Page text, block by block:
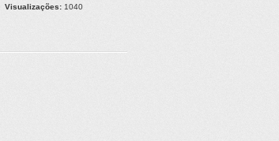
Visualizações: 1040